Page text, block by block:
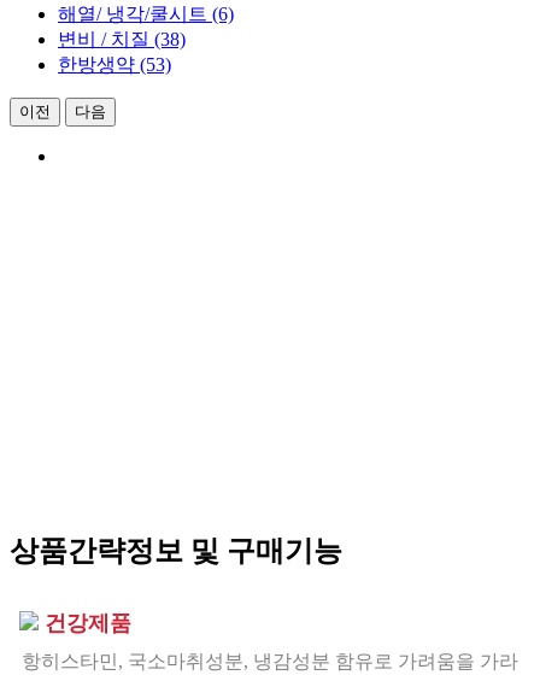
해열/ 냉각/쿨시트 (6)
변비 / 치질 (38)
한방생약 (53)
이전 다음
상품간략정보 및 구매기능
건강제품
항히스타민, 국소마취성분, 냉감성분 함유로 가려움을 가라